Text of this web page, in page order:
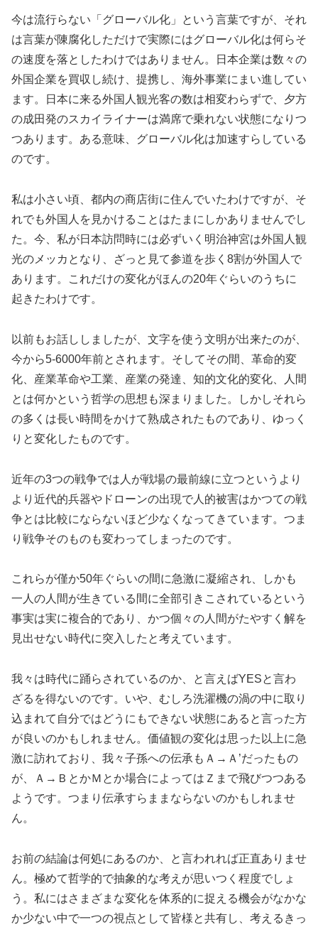
今は流行らない「グローバル化」という言葉ですが、それ
は言葉が陳腐化しただけで実際にはグローバル化は何らそ
の速度を落としたわけではありません。日本企業は数々の
外国企業を買収し続け、提携し、海外事業にまい進してい
ます。日本に来る外国人観光客の数は相変わらずで、夕方
の成田発のスカイライナーは満席で乗れない状態になりつ
つあります。ある意味、グローバル化は加速すらしている
のです。
私は小さい頃、都内の商店街に住んでいたわけですが、そ
れでも外国人を見かけることはたまにしかありませんでし
た。今、私が日本訪問時には必ずいく明治神宮は外国人観
光のメッカとなり、ざっと見て参道を歩く8割が外国人で
あります。これだけの変化がほんの20年ぐらいのうちに
起きたわけです。
以前もお話ししましたが、文字を使う文明が出来たのが、
今から5-6000年前とされます。そしてその間、革命的変
化、産業革命や工業、産業の発達、知的文化的変化、人間
とは何かという哲学の思想も深まりました。しかしそれら
の多くは長い時間をかけて熟成されたものであり、ゆっく
りと変化したものです。
近年の3つの戦争では人が戦場の最前線に立つというより
より近代的兵器やドローンの出現で人的被害はかつての戦
争とは比較にならないほど少なくなってきています。つま
り戦争そのものも変わってしまったのです。
これらが僅か50年ぐらいの間に急激に凝縮され、しかも
一人の人間が生きている間に全部引きこされているという
事実は実に複合的であり、かつ個々の人間がたやすく解を
見出せない時代に突入したと考えています。
我々は時代に踊らされているのか、と言えばYESと言わ
ざるを得ないのです。いや、むしろ洗濯機の渦の中に取り
込まれて自分ではどうにもできない状態にあると言った方
が良いのかもしれません。価値観の変化は思った以上に急
激に訪れており、我々子孫への伝承もＡ→Ａ’だったもの
が、Ａ→ＢとかＭとか場合によってはＺまで飛びつつある
ようです。つまり伝承すらままならないのかもしれませ
ん。
お前の結論は何処にあるのか、と言われれば正直ありませ
ん。極めて哲学的で抽象的な考えが思いつく程度でしょ
う。私にはさまざまな変化を体系的に捉える機会がなかな
か少ない中で一つの視点として皆様と共有し、考えるきっ